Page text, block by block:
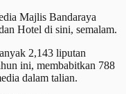
Majlis Bandaraya
Hotel di sini, semalam.
2,143 liputan
ini, membabitkan 788
dalam talian.